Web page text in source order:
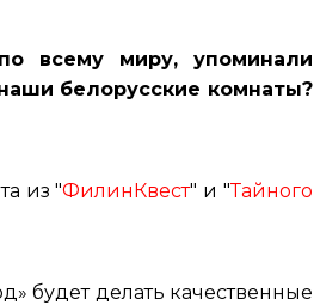
всему миру, упоминали
белорусские комнаты?
из "ФилинКвест" и "Тайного
будет делать качественные